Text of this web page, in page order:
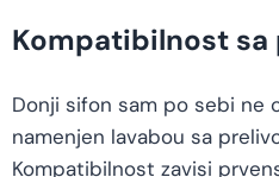
Kompatibilnost sa
Donji sifon sam po sebi ne
namenjen lavabou sa
Kompatibilnost zavisi